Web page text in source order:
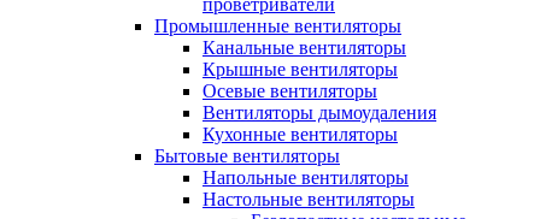
Промышленные вентиляторы
Канальные вентиляторы
Крышные вентиляторы
Осевые вентиляторы
Вентиляторы дымоудаления
Кухонные вентиляторы
Бытовые вентиляторы
Напольные вентиляторы
Настольные вентиляторы